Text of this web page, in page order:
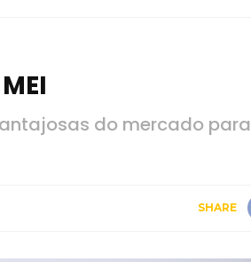
do mercado para
SHARE